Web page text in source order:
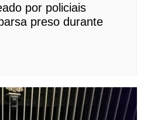
por policiais
preso durante